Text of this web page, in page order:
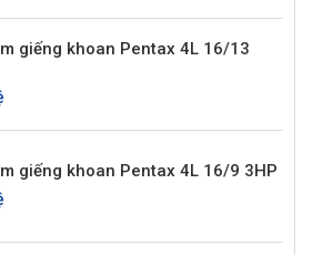
giếng khoan Pentax 4L 16/13
giếng khoan Pentax 4L 16/9 3HP